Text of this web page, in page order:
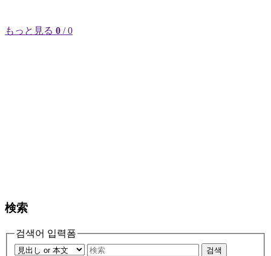
もっと見る 0 / 0
検索
검색어 입력폼
검색